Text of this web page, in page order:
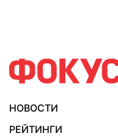
НОВОСТИ
РЕЙТИНГИ